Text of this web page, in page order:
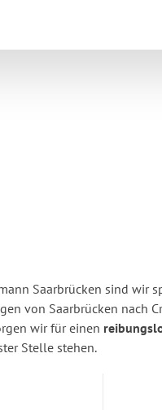
Saarbrücken sind wir
von Saarbrücken nach
wir für einen
Stelle stehen.